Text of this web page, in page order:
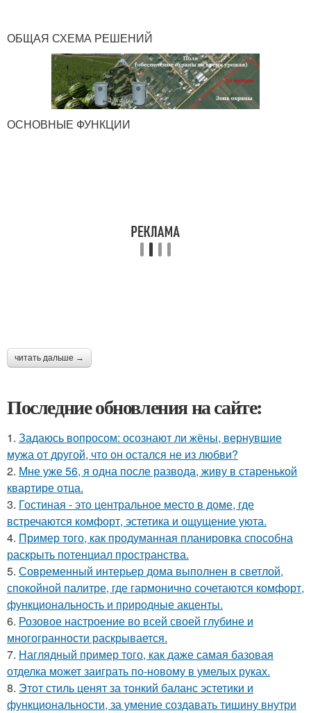
ОБЩАЯ СХЕМА РЕШЕНИЙ
ОСНОВНЫЕ ФУНКЦИИ
читать дальше →
Последние обновления на сайте:
1. Задаюсь вопросом: осознают ли жёны, вернувшие
мужа от другой, что он остался не из любви?
2. Мне уже 56, я одна после развода, живу в старенькой
квартире отца.
3. Гостиная - это центральное место в доме, где
встречаются комфорт, эстетика и ощущение уюта.
4. Пример того, как продуманная планировка способна
раскрыть потенциал пространства.
5. Современный интерьер дома выполнен в светлой,
спокойной палитре, где гармонично сочетаются комфорт,
функциональность и природные акценты.
6. Розовое настроение во всей своей глубине и
многогранности раскрывается.
7. Наглядный пример того, как даже самая базовая
отделка может заиграть по-новому в умелых руках.
8. Этот стиль ценят за тонкий баланс эстетики и
функциональности, за умение создавать тишину внутри